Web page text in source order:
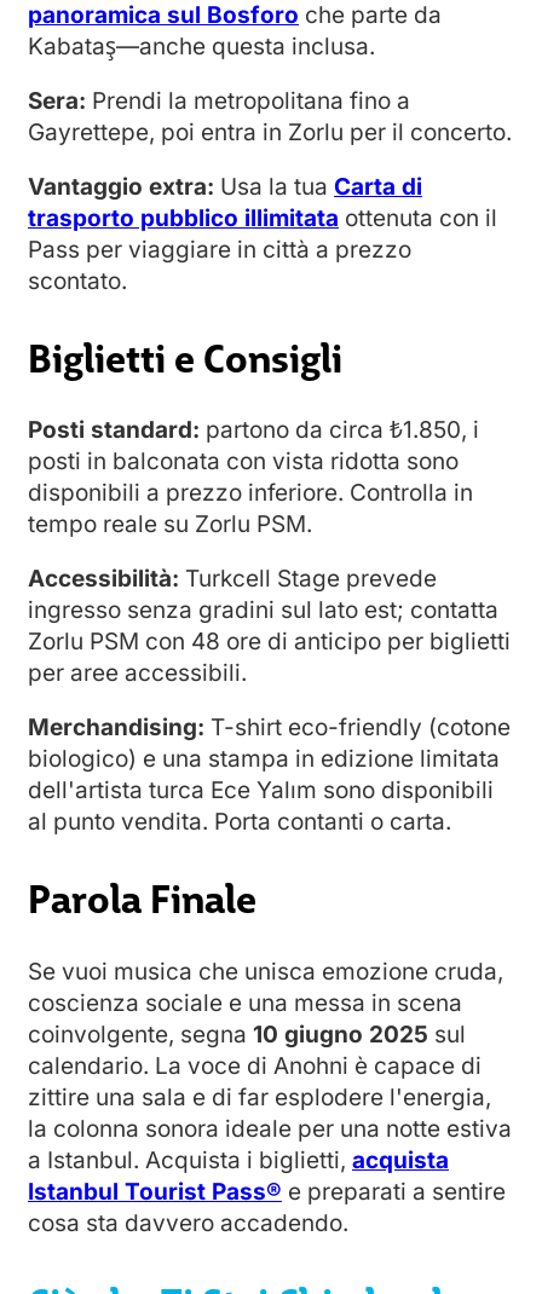
panoramica sul Bosforo che parte da
Kabataş—anche questa inclusa.
Sera: Prendi la metropolitana fino a
Gayrettepe, poi entra in Zorlu per il concerto.
Vantaggio extra: Usa la tua Carta di
trasporto pubblico illimitata ottenuta con il
Pass per viaggiare in città a prezzo
scontato.
Biglietti e Consigli
Posti standard: partono da circa ₺1.850, i
posti in balconata con vista ridotta sono
disponibili a prezzo inferiore. Controlla in
tempo reale su Zorlu PSM.
Accessibilità: Turkcell Stage prevede
ingresso senza gradini sul lato est; contatta
Zorlu PSM con 48 ore di anticipo per biglietti
per aree accessibili.
Merchandising: T-shirt eco-friendly (cotone
biologico) e una stampa in edizione limitata
dell'artista turca Ece Yalım sono disponibili
al punto vendita. Porta contanti o carta.
Parola Finale
Se vuoi musica che unisca emozione cruda,
coscienza sociale e una messa in scena
coinvolgente, segna 10 giugno 2025 sul
calendario. La voce di Anohni è capace di
zittire una sala e di far esplodere l'energia,
la colonna sonora ideale per una notte estiva
a Istanbul. Acquista i biglietti, acquista
Istanbul Tourist Pass® e preparati a sentire
cosa sta davvero accadendo.